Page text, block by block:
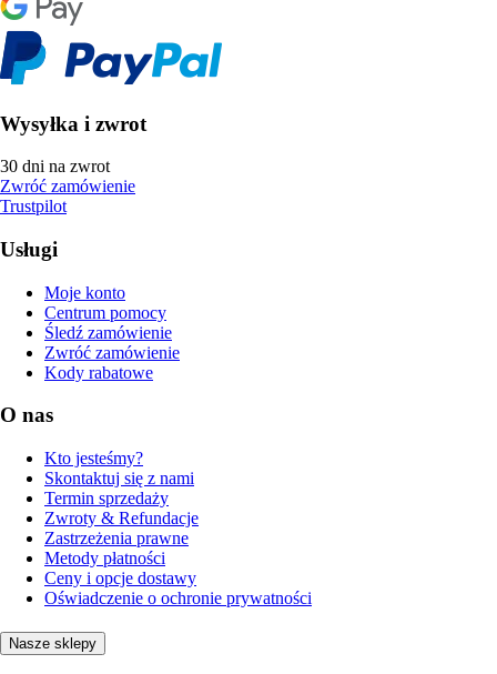
Wysyłka i zwrot
30 dni na zwrot
Zwróć zamówienie
Trustpilot
Usługi
Moje konto
Centrum pomocy
Śledź zamówienie
Zwróć zamówienie
Kody rabatowe
O nas
Kto jesteśmy?
Skontaktuj się z nami
Termin sprzedaży
Zwroty & Refundacje
Zastrzeżenia prawne
Metody płatności
Ceny i opcje dostawy
Oświadczenie o ochronie prywatności
Nasze sklepy